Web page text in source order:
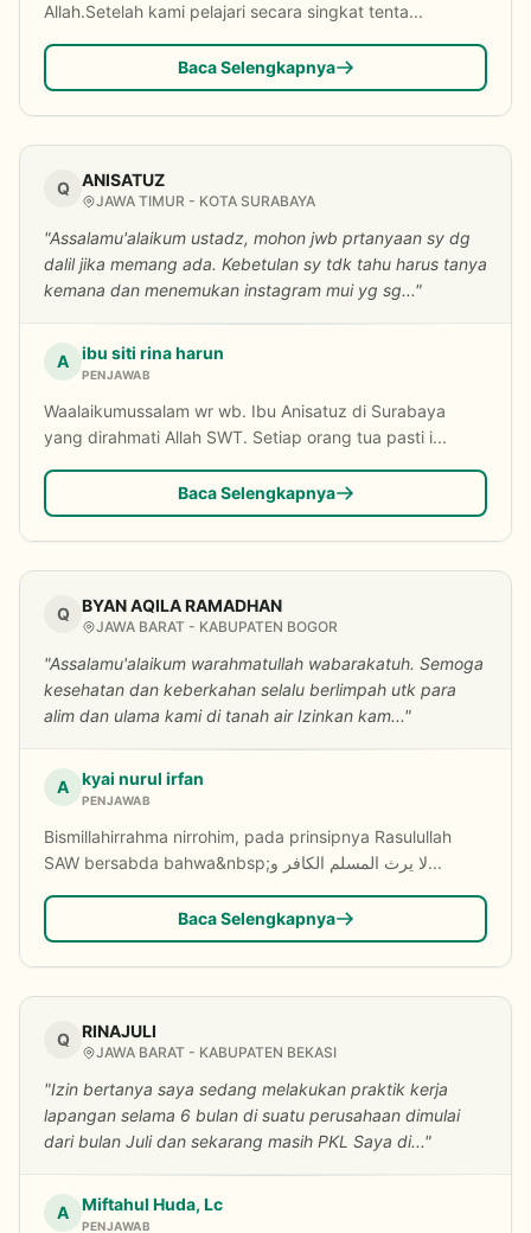
Allah.Setelah kami pelajari secara singkat tenta...
Baca Selengkapnya
Q ANISATUZ
JAWA TIMUR - KOTA SURABAYA
"Assalamu'alaikum ustadz, mohon jwb prtanyaan sy dg
dalil jika memang ada. Kebetulan sy tdk tahu harus tanya
kemana dan menemukan instagram mui yg sg..."
A ibu siti rina harun
PENJAWAB
Waalaikumussalam wr wb. Ibu Anisatuz di Surabaya
yang dirahmati Allah SWT. Setiap orang tua pasti i...
Baca Selengkapnya
Q BYAN AQILA RAMADHAN
JAWA BARAT - KABUPATEN BOGOR
"Assalamu'alaikum warahmatullah wabarakatuh. Semoga
kesehatan dan keberkahan selalu berlimpah utk para
alim dan ulama kami di tanah air Izinkan kam..."
A kyai nurul irfan
PENJAWAB
Bismillahirrahma nirrohim, pada prinsipnya Rasulullah
SAW bersabda bahwa&nbsp;لا يرث المسلم الكافر و...
Baca Selengkapnya
Q RINAJULI
JAWA BARAT - KABUPATEN BEKASI
"Izin bertanya saya sedang melakukan praktik kerja
lapangan selama 6 bulan di suatu perusahaan dimulai
dari bulan Juli dan sekarang masih PKL Saya di..."
A Miftahul Huda, Lc
PENJAWAB